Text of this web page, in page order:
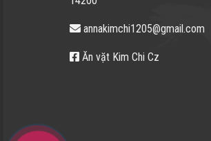
annakimchi1205@gmail.com
Ăn vặt Kim Chi Cz